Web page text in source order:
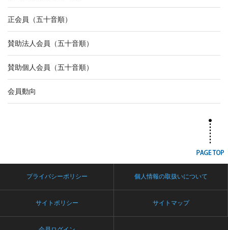
正会員（五十音順）
賛助法人会員（五十音順）
賛助個人会員（五十音順）
会員動向
プライバシーポリシー 個人情報の取扱いについて
サイトポリシー サイトマップ